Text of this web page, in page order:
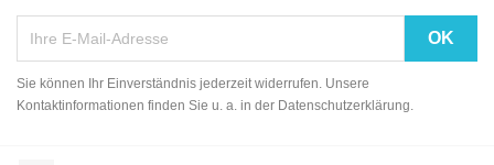
Sie können Ihr Einverständnis jederzeit widerrufen. Unsere
Kontaktinformationen finden Sie u. a. in der Datenschutzerklärung.